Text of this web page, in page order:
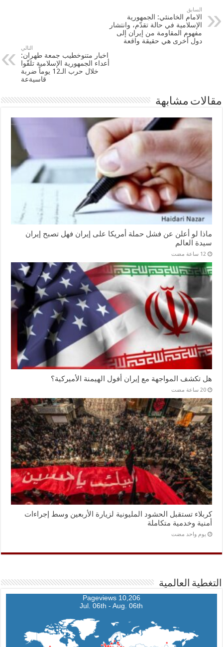
السابق
الامام الخامنئي: الجمهورية
الإسلامية في حالة تقدّم، وانتشار
مفهوم المقاومة من إيران إلى
دول أخرى هي حقيقة واقعة
التالي
اخبار متنوخطيب جمعة طهران:
أعداء الجمهورية الإسلامية تلقّوا
خلال حرب الـ12 يوماً ضربة
قاسيةعة
مقالات مشابهة
ماذا لو أعلن عن فشل حملة أمريكا على إيران فهل تصبح إيران
سيدة العالم
هل تكشف المواجهة مع إيران أفول الهيمنة الأميركية؟
‏20 ساعة مضت
كربلاء تستقبل الحشود المليونية لزيارة الأربعين وسط إجراءات
أمنية وخدمية متكاملة
‏يوم واحد مضت
التغطية العالمية
10,206 Pageviews
Jul. 06th - Aug. 06th